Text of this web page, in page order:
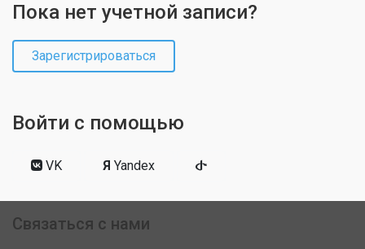
Пока нет учетной записи?
Зарегистрироваться
Войти с помощью
VK Я Yandex
Связаться с нами